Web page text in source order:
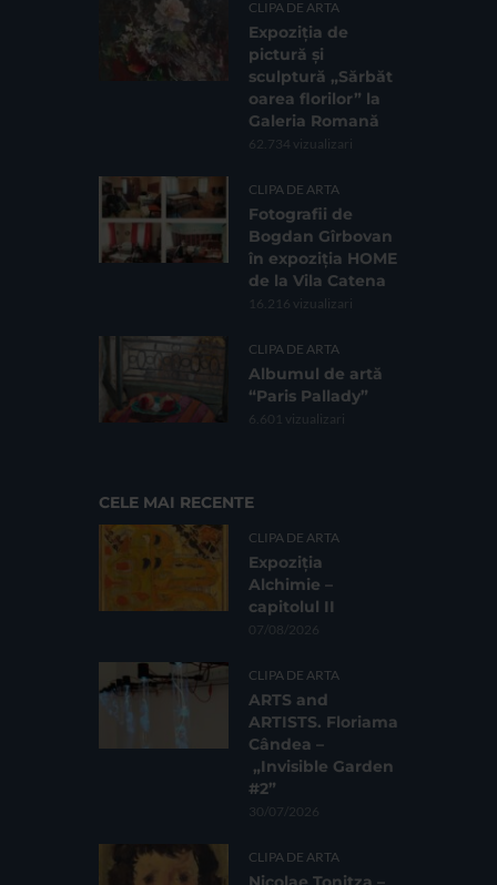
CLIPA DE ARTA
Expoziția de
pictură și
sculptură „Sărbăt
oarea florilor” la
Galeria Romană
62.734 vizualizari
CLIPA DE ARTA
Fotografii de
Bogdan Gîrbovan
în expoziția HOME
de la Vila Catena
16.216 vizualizari
CLIPA DE ARTA
Albumul de artă
“Paris Pallady”
6.601 vizualizari
CELE MAI RECENTE
CLIPA DE ARTA
Expoziția
Alchimie –
capitolul II
07/08/2026
CLIPA DE ARTA
ARTS and
ARTISTS. Floriama
Cândea –
„Invisible Garden
#2”
30/07/2026
CLIPA DE ARTA